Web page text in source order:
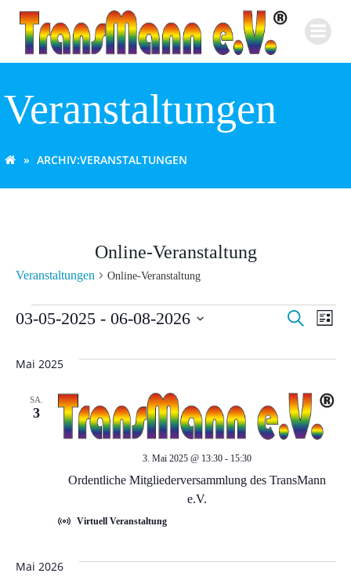
Inhalt
springen
Veranstaltungen
ARCHIV:VERANSTALTUNGEN
Online-Veranstaltung
Veranstaltungen Online-Veranstaltung
Veranstaltungen
V
e
r
a
n
t
Suche
V
e
a
n
s
l
Liste
03-05-2025 - 06-08-2026
wählen.
Mai 2025
SA.
3
Ordentliche Mitgliederversammlung des TransMann
e.V.
3. Mai 2025 @ 13:30- 15:30
Virtuell Veranstaltung
Mai 2026